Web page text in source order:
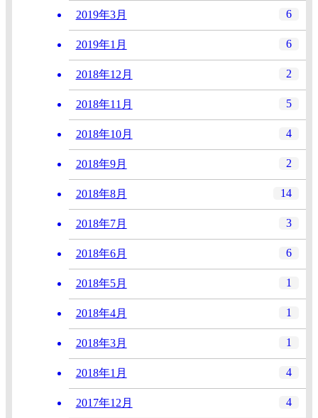
2019年3月 6
2019年1月 6
2018年12月 2
2018年11月 5
2018年10月 4
2018年9月 2
2018年8月 14
2018年7月 3
2018年6月 6
2018年5月 1
2018年4月 1
2018年3月 1
2018年1月 4
2017年12月 4